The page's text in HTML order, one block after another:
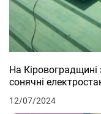
На
сонячні
12/07/2024